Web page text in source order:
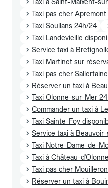
Taxi à Saint-Maixent-
Taxi pas cher Apremont
Taxi Soullans 24h/24
Taxi Landevieille
Service taxi à
Taxi Martinet sur
Taxi pas cher Sallertaine
Réserver un taxi à
Taxi Olonne-sur-Mer
Commander un taxi à
Taxi Sainte-Foy
Service taxi à
Taxi Notre-Dame-de-
Taxi à Château-d'Olonne
Taxi pas cher
Réserver un taxi à